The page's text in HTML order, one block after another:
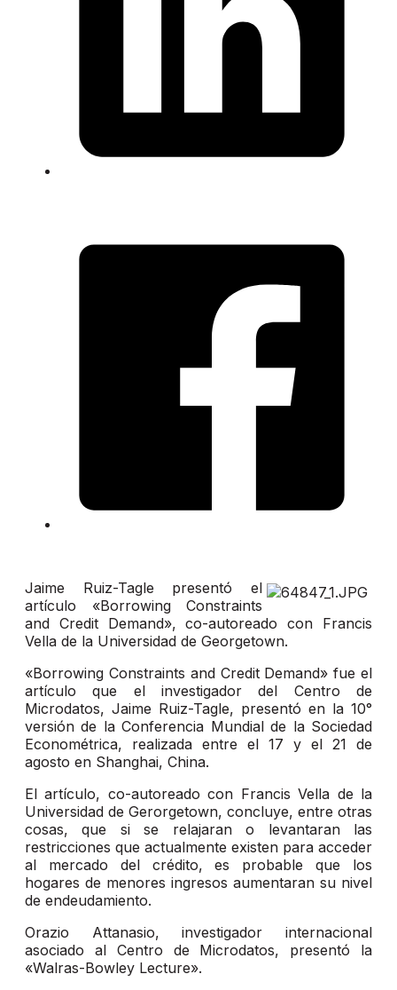
Jaime Ruiz-Tagle presentó el
artículo «Borrowing Constraints
and Credit Demand», co-autoreado con Francis
Vella de la Universidad de Georgetown.
«Borrowing Constraints and Credit Demand» fue el
artículo que el investigador del Centro de
Microdatos, Jaime Ruiz-Tagle, presentó en la 10°
versión de la Conferencia Mundial de la Sociedad
Econométrica, realizada entre el 17 y el 21 de
agosto en Shanghai, China.
El artículo, co-autoreado con Francis Vella de la
Universidad de Gerorgetown, concluye, entre otras
cosas, que si se relajaran o levantaran las
restricciones que actualmente existen para acceder
al mercado del crédito, es probable que los
hogares de menores ingresos aumentaran su nivel
de endeudamiento.
Orazio Attanasio, investigador internacional
asociado al Centro de Microdatos, presentó la
«Walras-Bowley Lecture».